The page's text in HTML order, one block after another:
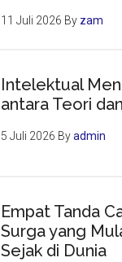
11 Juli 2026 By zam
Intelektual
antara Teori
5 Juli 2026 Byadmin
Empat Tanda
Surga yang
Sejak di Dunia